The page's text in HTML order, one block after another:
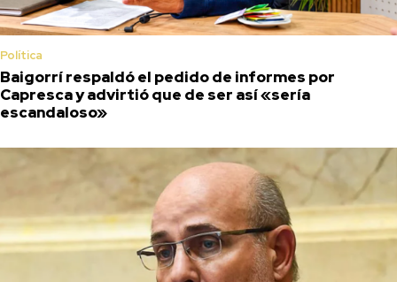
Política
Baigorrí respaldó el pedido de informes por
Capresca y advirtió que de ser así «sería
escandaloso»